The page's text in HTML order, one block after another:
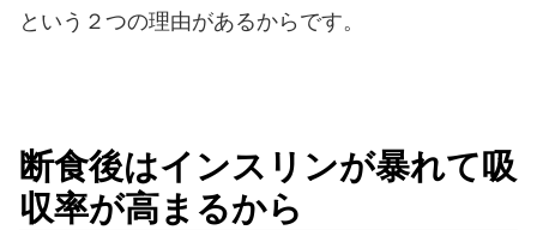
という２つの理由があるからです。
断食後はインスリンが暴れて吸
収率が高まるから